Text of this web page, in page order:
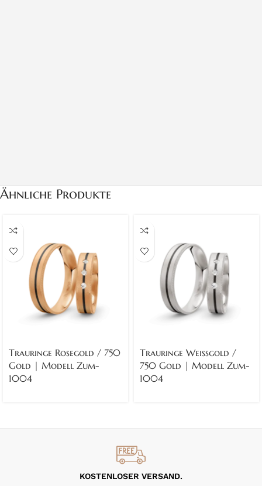
Ähnliche Produkte
Trauringe Rosegold / 750
Gold | Modell Zum-
1004
Trauringe Weissgold /
750 Gold | Modell Zum-
1004
KOSTENLOSER VERSAND.